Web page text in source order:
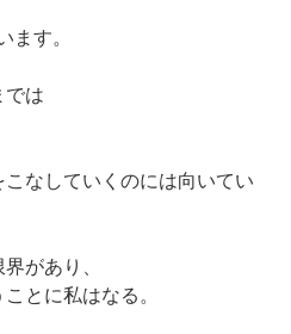
ます。
では
なしていくのには向いてい
があり、
とに私はなる。